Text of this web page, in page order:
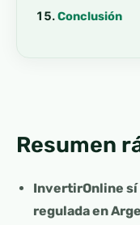
Conclusión
Resumen
InvertirOnline sí
regulada en